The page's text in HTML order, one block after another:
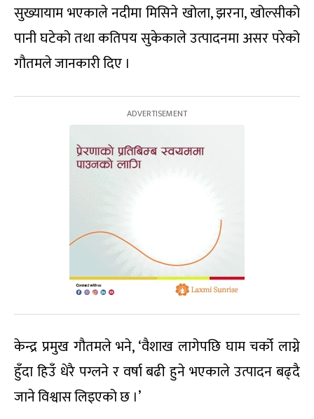
सुख्यायाम भएकाले नदीमा मिसिने खोला, झरना, खोल्सीको
पानी घटेको तथा कतिपय सुकेकाले उत्पादनमा असर परेको
गौतमले जानकारी दिए ।
केन्द्र प्रमुख गौतमले भने, ‘वैशाख लागेपछि घाम चर्को लाग्ने
हुँदा हिउँ धेरै पग्लने र वर्षा बढी हुने भएकाले उत्पादन बढ्दै
जाने विश्वास लिइएको छ ।’